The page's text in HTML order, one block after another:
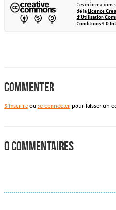
Ces informations
de laLicence
d’Utilisation
Conditions 4.0
Commenter
S'inscrireou se connecterpour laisser un
0 commentaires